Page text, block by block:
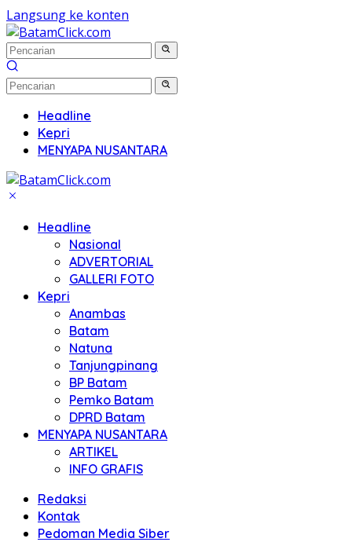
Langsung ke konten
Headline
Kepri
MENYAPA NUSANTARA
Headline
Nasional
ADVERTORIAL
GALLERI FOTO
Kepri
Anambas
Batam
Natuna
Tanjungpinang
BP Batam
Pemko Batam
DPRD Batam
MENYAPA NUSANTARA
ARTIKEL
INFO GRAFIS
Redaksi
Kontak
Pedoman Media Siber